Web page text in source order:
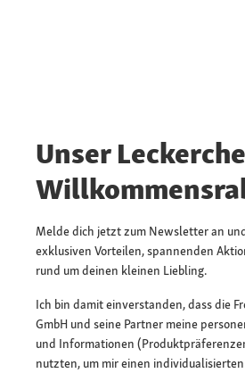
Unser
Melde dich jetzt zum Newsletter an
exklusiven Vorteilen, spannenden
rund um deinen kleinen Liebling.
Ich bin damit einverstanden, dass die
GmbH und seine Partner meine
und Informationen
nutzten, um mir einen